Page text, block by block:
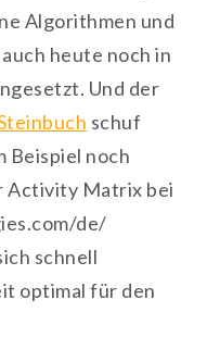
Algorithmen und
heute noch in
Und der
schuf
Beispiel noch
Activity Matrix bei
de/
schnell
optimal für den